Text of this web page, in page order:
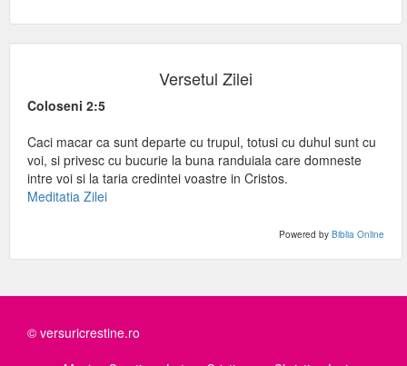
Versetul Zilei
Coloseni 2:5
Caci macar ca sunt departe cu trupul, totusi cu duhul sunt cu
voi, si privesc cu bucurie la buna randuiala care domneste
intre voi si la taria credintei voastre in Cristos.
Meditatia Zilei
Powered by Biblia Online
© versuricrestine.ro